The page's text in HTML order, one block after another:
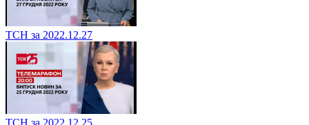
ТСН за 2022.12.27
ТСН за 2022.12.25